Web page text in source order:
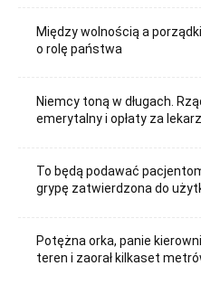
Między wolnością a
o rolę państwa
Niemcy toną w długach.
emerytalny i opłaty za
To będą podawać
grypę zatwierdzona do
Potężna orka, panie
teren i zaorał kilkaset